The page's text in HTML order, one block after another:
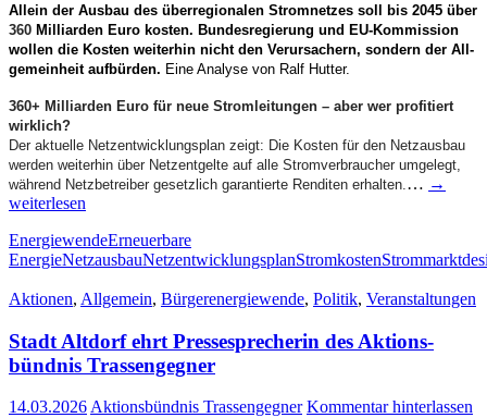
Allein der Aus­bau des über­re­gio­na­len Strom­net­zes soll bis 2045 über
360 Mil­li­ar­den Euro kos­ten. Bun­des­re­gie­rung und EU-Kom­­mis­­si­on
wol­len die Kos­ten wei­ter­hin nicht den Ver­ur­sa­chern, son­dern der All­
ge­mein­heit auf­bür­den. Eine Ana­ly­se von Ralf Hutter.
360+ Mil­li­ar­den Euro für neue Strom­lei­tun­gen – aber wer pro­fi­tiert
wirklich?
Der aktu­el­le Netz­ent­wick­lungs­plan zeigt: Die Kos­ten für den Netz­aus­bau
wer­den wei­ter­hin über Netz­ent­gel­te auf alle Strom­ver­brau­cher umge­legt,
wäh­rend Netz­be­trei­ber gesetz­lich garan­tier­te Ren­di­ten erhal­ten. … →
wei­ter­le­sen
EnergiewendeErneuerbare
EnergieNetzausbauNetzentwicklungsplanStromkosten
Aktionen, Allgemein, Bürgerenergiewende, Politik, Veranstaltungen
Stadt Alt­dorf ehrt Pres­se­spre­che­rin des Akti­ons­
bünd­nis Trassengegner
14.03.2026 Aktionsbündnis Trassengegner Kommentar hinterlassen